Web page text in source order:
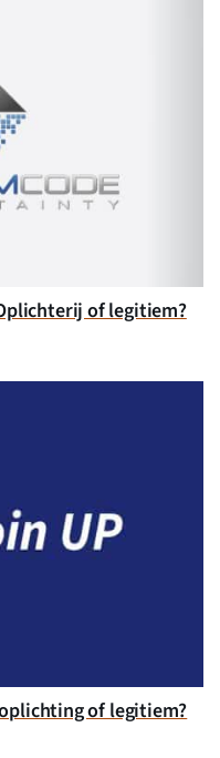
of legitiem?
of legitiem?